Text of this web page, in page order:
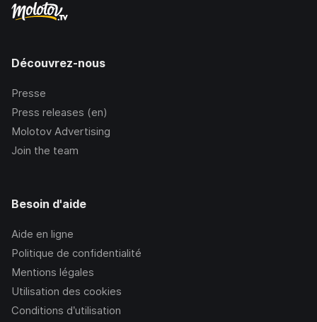
Découvrez-nous
Presse
Press releases (en)
Molotov Advertising
Join the team
Besoin d'aide
Aide en ligne
Politique de confidentialité
Mentions légales
Utilisation des cookies
Conditions d’utilisation